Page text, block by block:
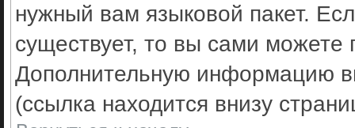
нужный вам языковой пакет.
существует, то вы сами можете
Дополнительную информацию
(ссылка находится внизу